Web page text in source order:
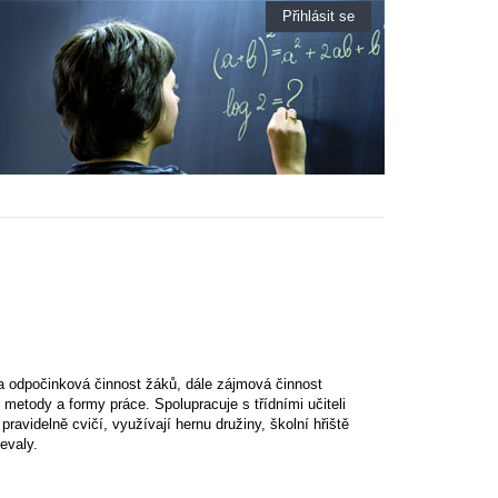
Přihlásit se
činnost žáků, dále zájmová činnost
a formy práce. Spolupracuje s třídními učiteli
cvičí, využívají hernu družiny, školní hřiště